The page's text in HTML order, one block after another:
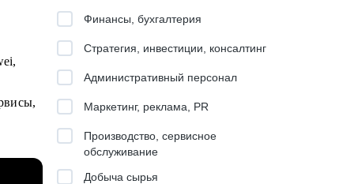
Финансы, бухгалтерия
Стратегия, инвестиции, консалтинг
Административный персонал
Маркетинг, реклама, PR
Производство, сервисное
обслуживание
Добыча сырья